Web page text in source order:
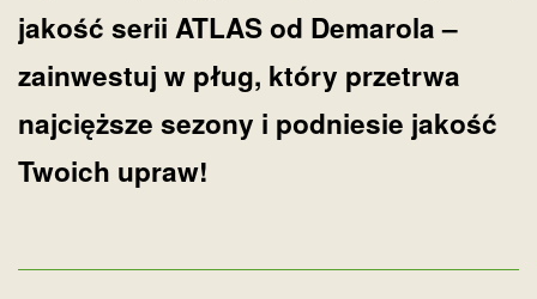
jakość serii ATLAS od Demarola–
zainwestuj w pług, który przetrwa
najcięższe sezony i podniesie jakość
Twoich upraw!